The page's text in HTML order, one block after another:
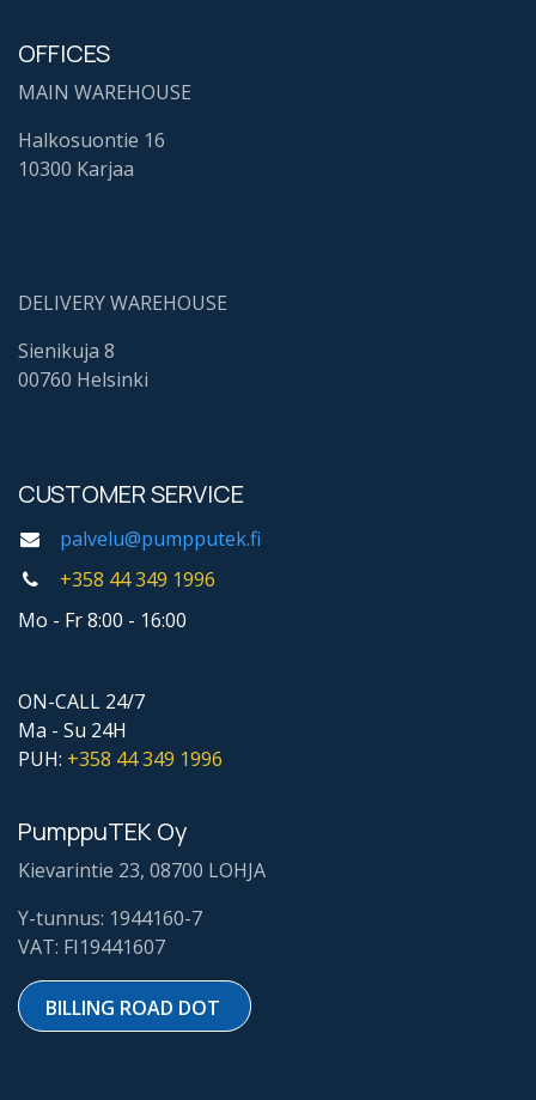
OFFICES
MAIN WAREHOUSE
Halkosuontie 16
10300 Karjaa
DELIVERY WAREHOUSE
Sienikuja 8
00760 Helsinki
CUSTOMER SERVICE
palvelu@pumpputek.fi
+358 44349 1996
Mo - Fr 8:00 - 16:00
ON-CALL 24/7
Ma - Su 24H
PUH: +358 44349 1996
PumppuTEK Oy
Kievarintie 23, 08700 LOHJA
Y-tunnus: 1944160-7
VAT: FI19441607
BILLING ROAD DOT